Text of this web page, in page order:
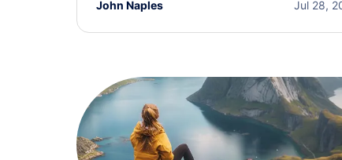
Jul 28,
John Naples